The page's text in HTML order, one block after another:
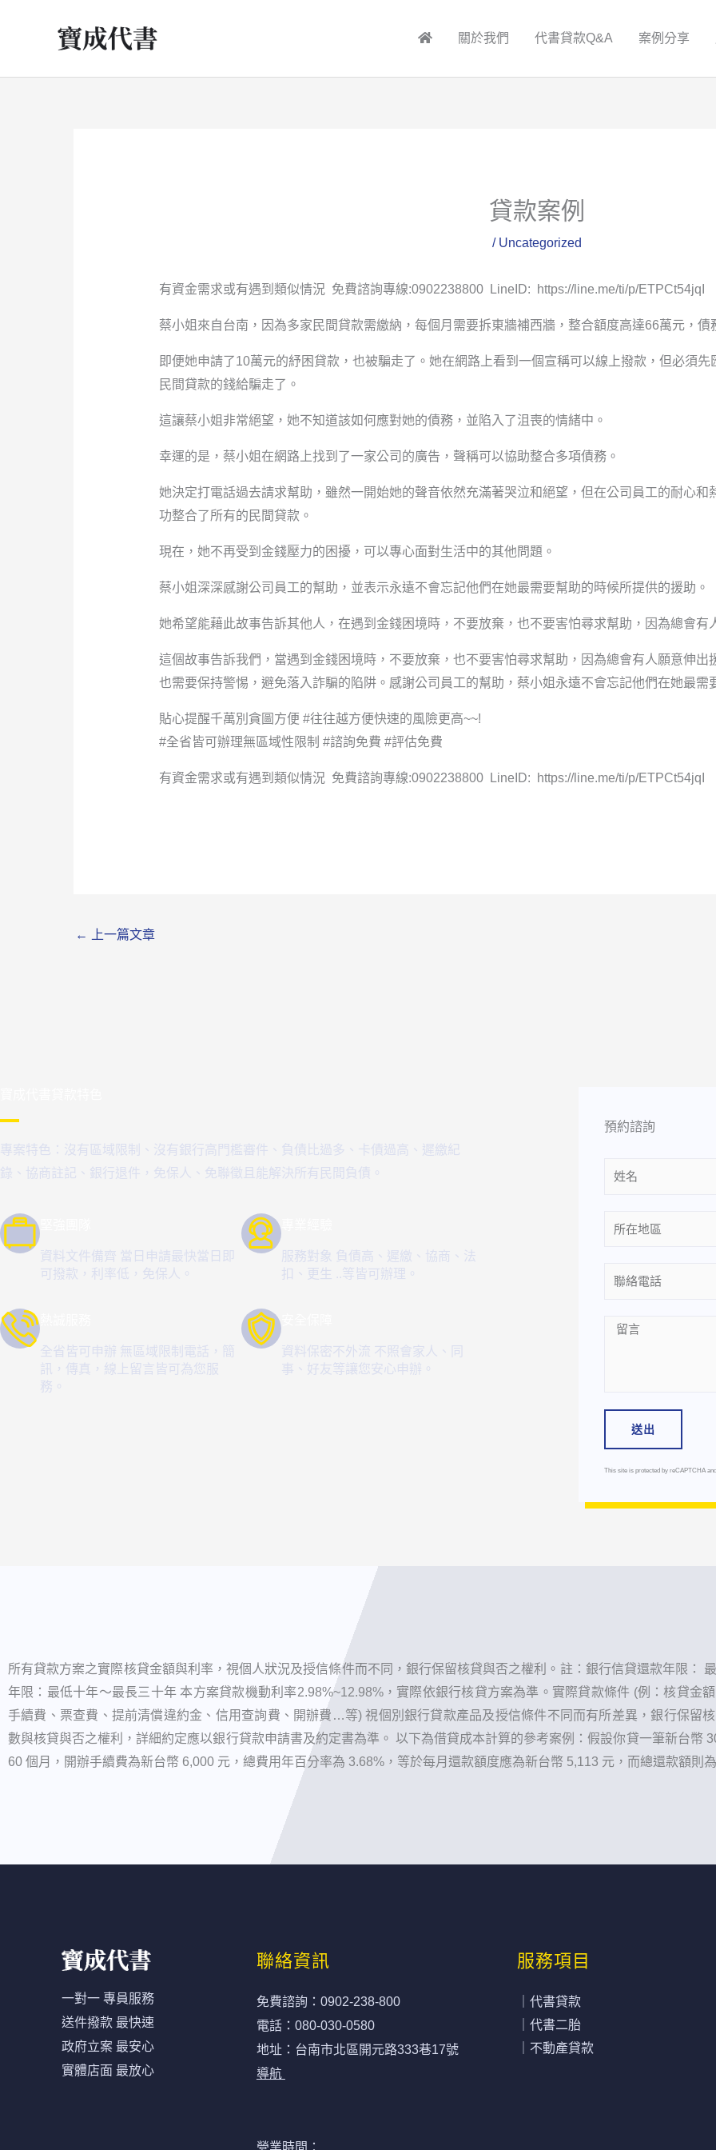
要
關於我們 代書貸款Q&A 案例分享
貸款案例
/ Uncategorized
有資金需求或有遇到類似情況 免費諮詢專線:0902238800 LineID: https://line.me/ti/p/ETPCt54jqI
蔡小姐來自台南，因為多家民間貸款需繳納，每個月需要拆東牆補西牆，整合額度高達66萬元，債
即便她申請了10萬元的紓困貸款，也被騙走了。她在網路上看到一個宣稱可以線上撥款，但必須
民間貸款的錢給騙走了。
這讓蔡小姐非常絕望，她不知道該如何應對她的債務，並陷入了沮喪的情緒中。
幸運的是，蔡小姐在網路上找到了一家公司的廣告，聲稱可以協助整合多項債務。
她決定打電話過去請求幫助，雖然一開始她的聲音依然充滿著哭泣和絕望，但在公司員工的耐心和
功整合了所有的民間貸款。
現在，她不再受到金錢壓力的困擾，可以專心面對生活中的其他問題。
蔡小姐深深感謝公司員工的幫助，並表示永遠不會忘記他們在她最需要幫助的時候所提供的援助。
她希望能藉此故事告訴其他人，在遇到金錢困境時，不要放棄，也不要害怕尋求幫助，因為總會有
這個故事告訴我們，當遇到金錢困境時，不要放棄，也不要害怕尋求幫助，因為總會有人願意伸出
也需要保持警惕，避免落入詐騙的陷阱。感謝公司員工的幫助，蔡小姐永遠不會忘記他們在她最需
貼心提醒千萬別貪圖方便 #往往越方便快速的風險更高~~!
#全省皆可辦理無區域性限制 #諮詢免費 #評估免費
有資金需求或有遇到類似情況 免費諮詢專線:0902238800 LineID: https://line.me/ti/p/ETPCt54jqI
← 上一篇文章
專案特色：沒有區域限制、沒有銀行高門檻審件、負債比過多、卡債過高、遲繳紀
錄、協商註記、銀行退件，免保人、免聯徵且能解決所有民間負債。
資料文件備齊 當日申請最快當日即
可撥款，利率低，免保人。
服務對象 負債高、遲繳、協商、法
扣、更生 ..等皆可辦理。
全省皆可申辦 無區域限制電話，簡
訊，傳真，線上留言皆可為您服
務。
資料保密不外流 不照會家人、同
事、好友等讓您安心申辦。
預約諮詢
Name
Location
Phone
Message
送出
This site is protected by reCAPTCHA
所有貸款方案之實際核貸金額與利率，視個人狀況及授信條件而不同，銀行保留核貸與否之權利。 ​註：銀行信貸還款年限：
年限：最低十年～最長三十年 本方案貸款機動利率2.98%~12.98%，實際依銀行核貸方案為準。實際貸款條件 (例：核貸金
手續費、票查費、提前清償違約金、信用查詢費、開辦費…等) 視個別銀行貸款產品及授信條件不同而有所差異，銀行保留
數與核貸與否之權利，詳細約定應以銀行貸款申請書及約定書為準。 以下為借貸成本計算的參考案例：假設你貸一筆新台幣
60 個月，開辦手續費為新台幣 6,000 元，總費用年百分率為 3.68%，等於每月還款額度應為新台幣 5,113 元，而總還款額則
一對一 專員服務
送件撥款 最快速
政府立案 最安心
實體店面 最放心
聯絡資訊
免費諮詢： 0902-238-800
電話： 080-030-0580
地址：台南市北區開元路333巷17號
導航
營業時間：
服務項目
｜代書貸款
｜代書二胎
｜不動產貸款